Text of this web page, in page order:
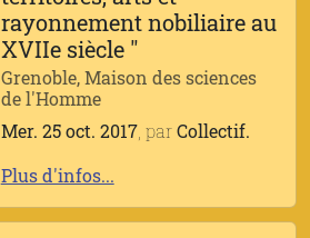
rayonnement nobiliaire au
XVIIe siècle "
Grenoble, Maison des sciences
de l'Homme
Mer. 25 oct. 2017, parCollectif.
Plus d'infos...